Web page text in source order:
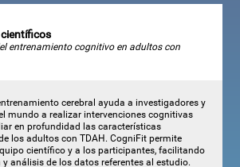
entrenamiento cognitivo en adultos con
cerebral ayuda a investigadores y
mundo a realizar intervenciones cognitivas
en profundidad las características
los adultos con TDAH. CogniFit permite
científico y a los participantes, facilitando
y análisis de los datos referentes al estudio.